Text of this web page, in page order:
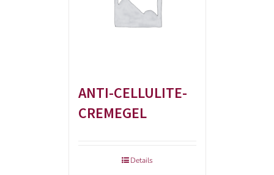
ANTI-CELLULITE-
CREMEGEL
Details